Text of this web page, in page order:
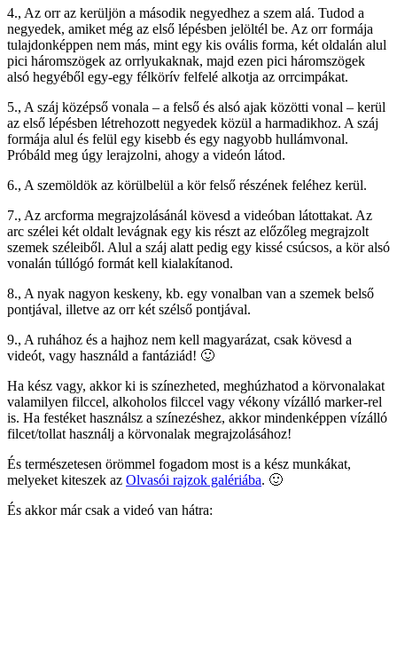
4., Az orr az kerüljön a második negyedhez a szem alá. Tudod a
negyedek, amiket még az első lépésben jelöltél be. Az orr formája
tulajdonképpen nem más, mint egy kis ovális forma, két oldalán alul
pici háromszögek az orrlyukaknak, majd ezen pici háromszögek
alsó hegyéből egy-egy félkörív felfelé alkotja az orrcimpákat.
5., A száj középső vonala – a felső és alsó ajak közötti vonal – kerül
az első lépésben létrehozott negyedek közül a harmadikhoz. A száj
formája alul és felül egy kisebb és egy nagyobb hullámvonal.
Próbáld meg úgy lerajzolni, ahogy a videón látod.
6., A szemöldök az körülbelül a kör felső részének feléhez kerül.
7., Az arcforma megrajzolásánál kövesd a videóban látottakat. Az
arc szélei két oldalt levágnak egy kis részt az előzőleg megrajzolt
szemek széleiből. Alul a száj alatt pedig egy kissé csúcsos, a kör alsó
vonalán túllógó formát kell kialakítanod.
8., A nyak nagyon keskeny, kb. egy vonalban van a szemek belső
pontjával, illetve az orr két szélső pontjával.
9., A ruhához és a hajhoz nem kell magyarázat, csak kövesd a
videót, vagy használd a fantáziád! 🙂
Ha kész vagy, akkor ki is színezheted, meghúzhatod a körvonalakat
valamilyen filccel, alkoholos filccel vagy vékony vízálló marker-rel
is. Ha festéket használsz a színezéshez, akkor mindenképpen vízálló
filcet/tollat használj a körvonalak megrajzolásához!
És természetesen örömmel fogadom most is a kész munkákat,
melyeket kiteszek az Olvasói rajzok galériába. 🙂
És akkor már csak a videó van hátra: